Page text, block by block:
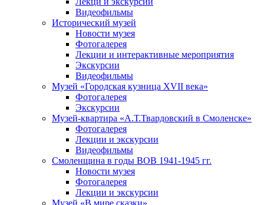
Видеофильмы
Исторический музей
Новости музея
Фотогалерея
Лекции и интерактивные мероприятия
Экскурсии
Видеофильмы
Музей «Городская кузница XVII века»
Фотогалерея
Экскурсии
Музей-квартира «А.Т.Твардовский в Смоленске»
Фотогалерея
Лекции и экскурсии
Видеофильмы
Смоленщина в годы ВОВ 1941-1945 гг.
Новости музея
Фотогалерея
Лекции и экскурсии
Музей «В мире сказки»